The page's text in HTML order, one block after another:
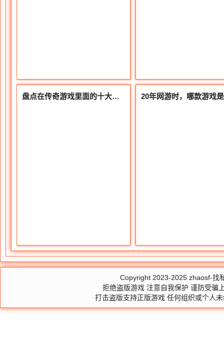
盘点在传奇游戏里面的十大人物每个都是携带光坏
Copyright 2023-2025 zhaosf-找
拒绝盗版游戏 注意自我保护 谨防受骗
打击盗版支持正版游戏 任何组织或个人